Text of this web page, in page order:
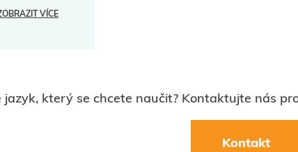
VÍCE
jazyk, který se chcete naučit? Kontaktujte nás
Kontakt